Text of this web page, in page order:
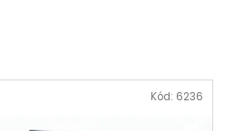
Kód: 6236